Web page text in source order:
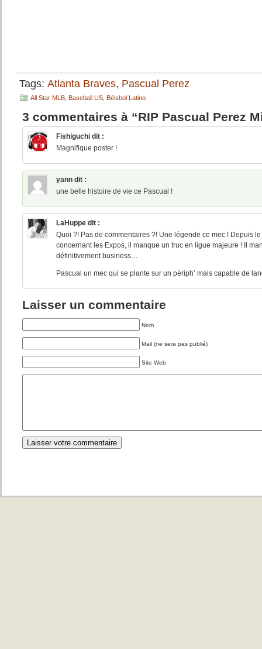
Tags: Atlanta Braves, Pascual Perez
All Star MLB Baseball US Béisbol Latino
3 commentaires à “RIP Pascual Perez
Fishiguchi dit :
Magnifique poster !
yann dit :
une belle histoire de vie ce Pascual !
LaHuppe dit :
Quoi ?! Pas de commentaires ?! Une légende ce mec ! Depuis
concernant les Expos, il manque un truc en ligue majeure ! Il
définitivement business…
Pascual un mec qui se plante sur un périph’ mais capable de
Laisser un commentaire
Nom
Mail (ne sera pas publié)
Site Web